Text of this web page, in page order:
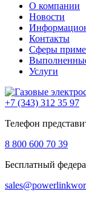
О компании
Новости
Контакты
Сферы
Услуги
+7 (343) 312 35 97
Телефон
8 800 600 70 39
Бесплатный